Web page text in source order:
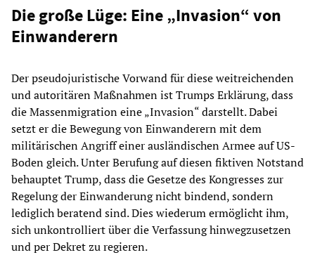
Die große Lüge: Eine „Invasion“ von
Einwanderern
Der pseudojuristische Vorwand für diese weitreichenden
und autoritären Maßnahmen ist Trumps Erklärung, dass
die Massenmigration eine „Invasion“ darstellt. Dabei
setzt er die Bewegung von Einwanderern mit dem
militärischen Angriff einer ausländischen Armee auf US-
Boden gleich. Unter Berufung auf diesen fiktiven Notstand
behauptet Trump, dass die Gesetze des Kongresses zur
Regelung der Einwanderung nicht bindend, sondern
lediglich beratend sind. Dies wiederum ermöglicht ihm,
sich unkontrolliert über die Verfassung hinwegzusetzen
und per Dekret zu regieren.